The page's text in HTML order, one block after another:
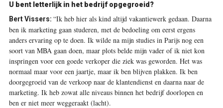
U bent letterlijk in het bedrijf opgegroeid?
Bert Vissers: “Ik heb hier als kind altijd vakantiewerk gedaan. Daarna
ben ik marketing gaan studeren, met de bedoeling om eerst ergens
anders ervaring op te doen. Ik wilde na mijn studies in Parijs nog een
soort van MBA gaan doen, maar plots belde mijn vader of ik niet kon
inspringen voor een goede verkoper die ziek was geworden. Het was
normaal maar voor een jaartje, maar ik ben blijven plakken. Ik ben
doorgegroeid van de verkoop naar de klantendienst en daarna naar de
marketing. Ik heb zowat alle niveaus binnen het bedrijf doorlopen en
ben er niet meer weggeraakt (lacht).